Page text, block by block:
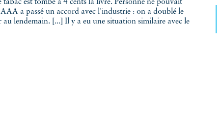
tabac est tombé à 4 cents la livre. Personne ne pouvait
a passé un accord avec l'industrie : on a doublé le
lendemain. [...] Il y a eu une situation similaire avec le